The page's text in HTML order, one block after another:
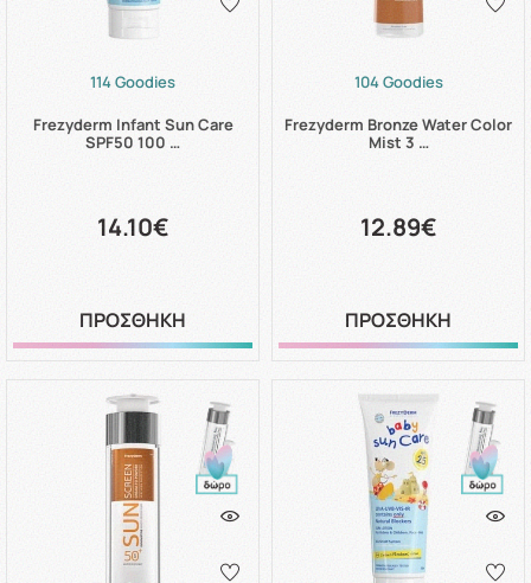
114 Goodies
Frezyderm Infant Sun Care
SPF50 100 …
14.10€
ΠΡΟΣΘΗΚΗ
104 Goodies
Frezyderm Bronze Water Color
Mist 3 …
12.89€
ΠΡΟΣΘΗΚΗ